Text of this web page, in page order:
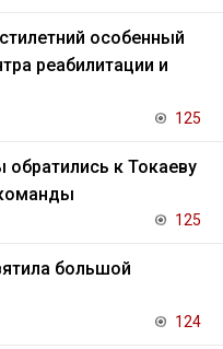
особенный
реабилитации и
125
обратились к Токаеву
125
большой
124